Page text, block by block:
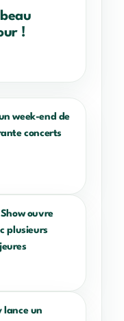
!
week-end de
concerts
ouvre
plusieurs
lance un